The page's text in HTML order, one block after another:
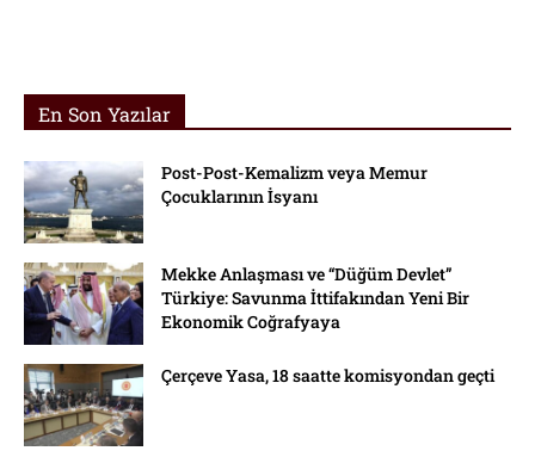
En Son Yazılar
Post-Post-Kemalizm veya Memur
Çocuklarının İsyanı
Mekke Anlaşması ve “Düğüm Devlet”
Türkiye: Savunma İttifakından Yeni Bir
Ekonomik Coğrafyaya
Çerçeve Yasa, 18 saatte komisyondan geçti